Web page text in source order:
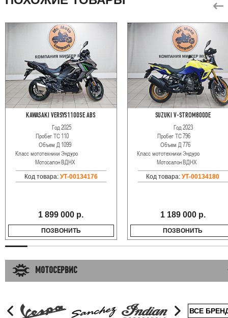
KAWASAKI VERSYS1100SE ABS
Год2025
Пробег ТС 110
Объем Д 1099
Класс мототехникиЭндуро
МотосалонВДНХ
Код товара: УТ-00134176
1 899 000 р.
ПОЗВОНИТЬ
SUZUKI V-STROM800DE
Год 2023
Пробег ТС796
Объем Д 776
Класс мототехники Эндуро
МотосалонВДНХ
Код товара:УТ-00134180
1 189 000 р.
ПОЗВОНИТЬ
МОТОСЕРВИС
ВСЕ